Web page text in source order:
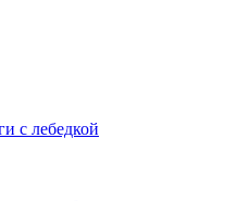
с лебедкой